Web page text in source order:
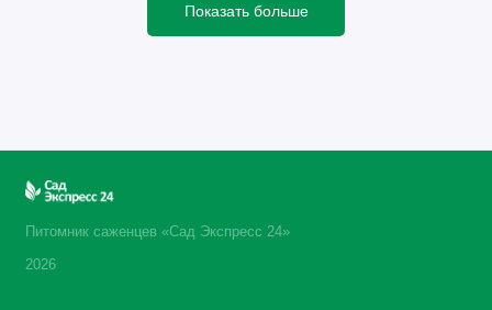
Показать больше
Питомник саженцев «Сад Экспресс 24»
2026